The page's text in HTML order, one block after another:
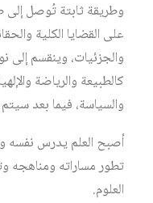
وطريقة ثابتة تُوصل إلى
على القضايا الكلية
والجزئيات، وينقسم
كالطبيعة والرياضة
والسياسة، فيما بعد
أصبح العلم يدرس نفسه
تطور مساراته ومناهجه
العلوم.